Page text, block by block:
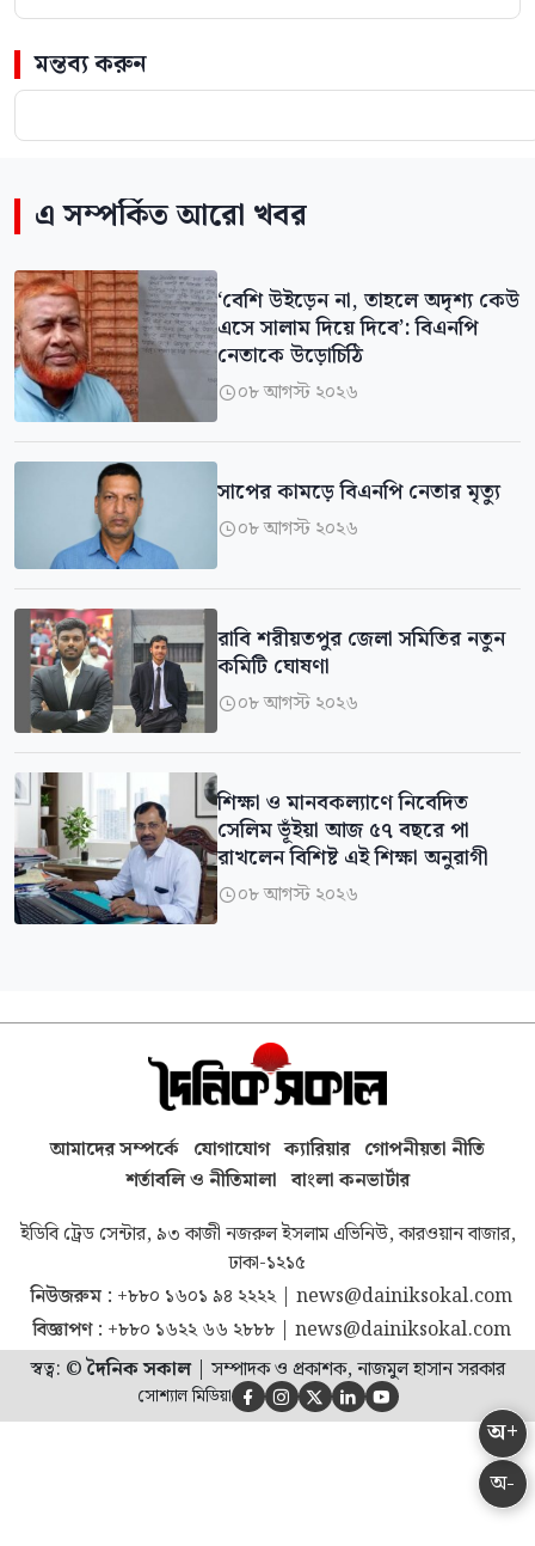
মন্তব্য করুন
এ সম্পর্কিত আরো খবর
‘বেশি উইড়েন না, তাহলে অদৃশ্য কেউ
এসে সালাম দিয়ে দিবে’: বিএনপি
নেতাকে উড়োচিঠি
০৮ আগস্ট ২০২৬
সাপের কামড়ে বিএনপি নেতার মৃত্যু
০৮ আগস্ট ২০২৬
রাবি শরীয়তপুর জেলা সমিতির নতুন
কমিটি ঘোষণা
০৮ আগস্ট ২০২৬
শিক্ষা ও মানবকল্যাণে নিবেদিত
সেলিম ভূঁইয়া আজ ৫৭ বছরে পা
রাখলেন বিশিষ্ট এই শিক্ষা অনুরাগী
০৮ আগস্ট ২০২৬
অ-
অ+
আমাদের সম্পর্কে যোগাযোগ ক্যারিয়ার গোপনীয়তা নীতি
শর্তাবলি ও নীতিমালা বাংলা কনভার্টার
ইডিবি ট্রেড সেন্টার, ৯৩ কাজী নজরুল ইসলাম এভিনিউ, কারওয়ান বাজার,
ঢাকা-১২১৫
নিউজরুম : +৮৮০ ১৬০১ ৯৪ ২২২২| news@dainiksokal.com
বিজ্ঞাপণ : +৮৮০ ১৬২২ ৬৬ ২৮৮৮| news@dainiksokal.com
স্বত্ব: ©দৈনিক সকাল| সম্পাদক ও প্রকাশক, নাজমুল হাসান সরকার
সোশ্যাল মিডিয়া     